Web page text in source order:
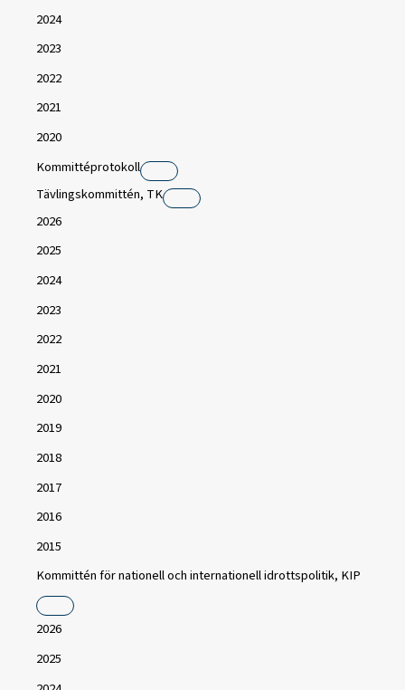
2024
2023
2022
2021
2020
Kommittéprotokoll
Tävlingskommittén, TK
2026
2025
2024
2023
2022
2021
2020
2019
2018
2017
2016
2015
Kommittén för nationell och internationell idrottspolitik, KIP
2026
2025